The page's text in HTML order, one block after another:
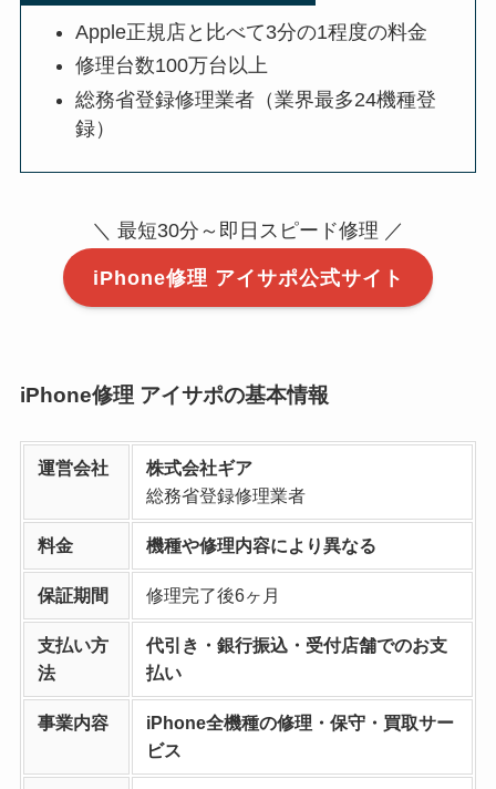
Apple正規店と比べて3分の1程度の料金
修理台数100万台以上
総務省登録修理業者（業界最多24機種登
録）
＼ 最短30分～即日スピード修理 ／
iPhone修理 アイサポ公式サイト
iPhone修理 アイサポの基本情報
運営会社
株式会社ギア
総務省登録修理業者
料金 機種や修理内容により異なる
保証期間 修理完了後6ヶ月
支払い方
法
代引き・銀行振込・受付店舗でのお支
払い
事業内容
iPhone全機種の修理・保守・買取サー
ビス